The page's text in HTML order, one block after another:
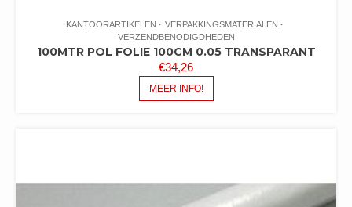
KANTOORARTIKELEN
VERPAKKINGSMATERIALEN
VERZENDBENODIGDHEDEN
100MTR POL FOLIE 100CM 0.05 TRANSPARANT
€34,26
MEER INFO!